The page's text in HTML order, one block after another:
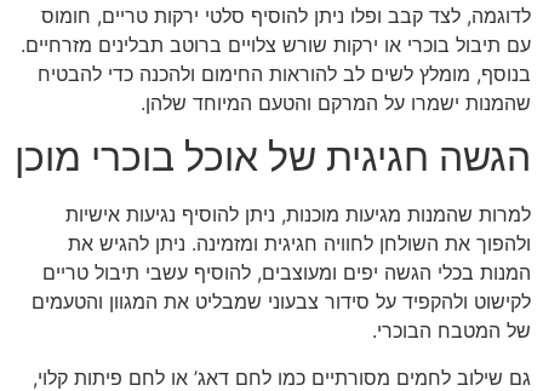
לדוגמה, לצד קבב ופלו ניתן להוסיף סלטי ירקות טריים, חומוס
עם תיבול בוכרי או ירקות שורש צלויים ברוטב תבלינים מזרחיים.
בנוסף, מומלץ לשים לב להוראות החימום ולהכנה כדי להבטיח
שהמנות ישמרו על המרקם והטעם המיוחד שלהן.
הגשה חגיגית של אוכל בוכרי מוכן
למרות שהמנות מגיעות מוכנות, ניתן להוסיף נגיעות אישיות
ולהפוך את השולחן לחוויה חגיגית ומזמינה. ניתן להגיש את
המנות בכלי הגשה יפים ומעוצבים, להוסיף עשבי תיבול טריים
לקישוט ולהקפיד על סידור צבעוני שמבליט את המגוון והטעמים
של המטבח הבוכרי.
גם שילוב לחמים מסורתיים כמו לחם דאג’ או לחם פיתות קלוי,